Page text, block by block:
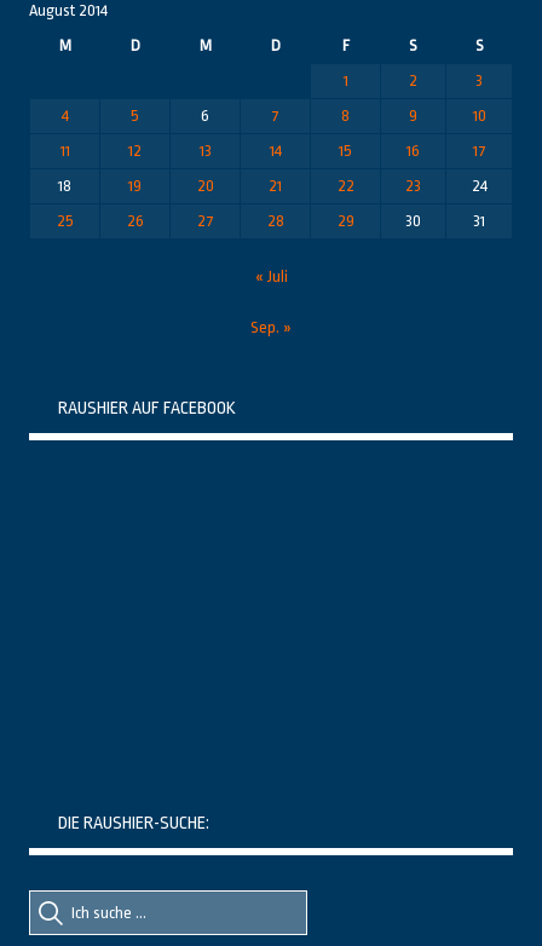
August 2014
M
D M D F S
S
1
2
3
4
5 6 7 8 9
10
11
12 13 14 15 16
17
18
19 20 21 22 23
24
25
26 27 28 29 30 31
« Juli
Sep. »
RAUSHIER AUF FACEBOOK
DIE RAUSHIER-SUCHE:
Suche
nach::
Suche
nach: